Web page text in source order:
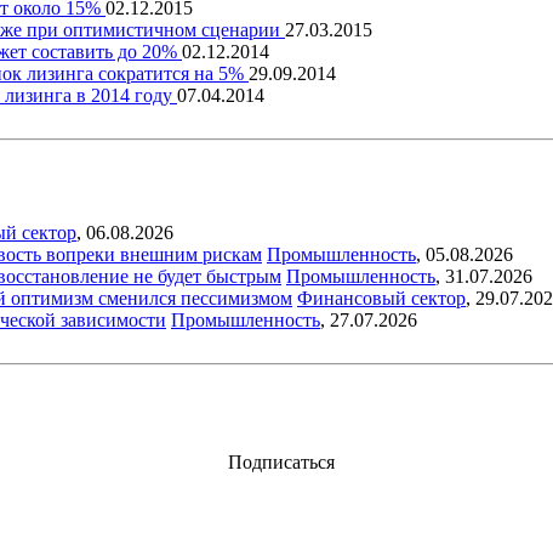
около 15% 02.12.2015
при оптимистичном сценарии 27.03.2015
составить до 20% 02.12.2014
лизинга сократится на 5% 29.09.2014
в 2014 году 07.04.2014
сектор, 06.08.2026
вопреки внешним рискам Промышленность, 05.08.2026
не будет быстрым Промышленность, 31.07.2026
оптимизм сменился пессимизмом Финансовый сектор,
зависимости Промышленность, 27.07.2026
Подписаться